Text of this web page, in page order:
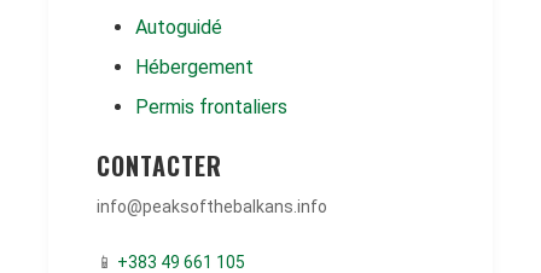
Autoguidé
Hébergement
Permis frontaliers
CONTACTER
info@peaksofthebalkans.info
📱 +383 49 661 105